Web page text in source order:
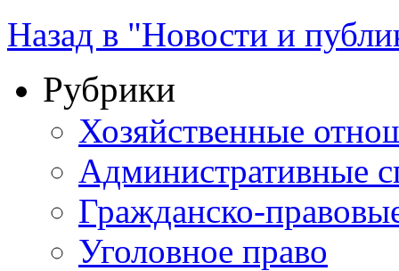
Назад в "Новости и
Рубрики
Хозяйственные
Административные
Гражданско-
Уголовное право